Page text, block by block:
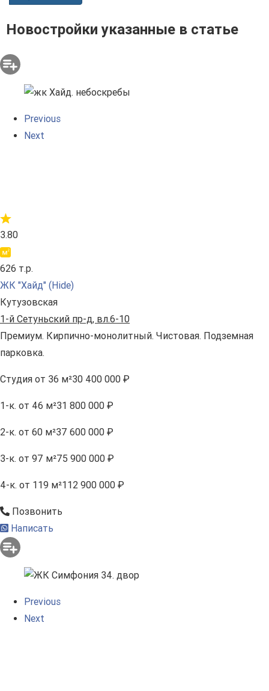
Новостройки указанные в статье
Previous
Next
3.80
626 т.р.
ЖК "Хайд" (Hide)
Кутузовская
1-й Сетуньский пр-д, вл.6-10
Премиум. Кирпично-монолитный. Чистовая. Подземная
парковка.
Студия от 36 м²30 400 000 ₽
1-к. от 46 м²31 800 000 ₽
2-к. от 60 м²37 600 000 ₽
3-к. от 97 м²75 900 000 ₽
4-к. от 119 м²112 900 000 ₽
Позвонить
Написать
Previous
Next